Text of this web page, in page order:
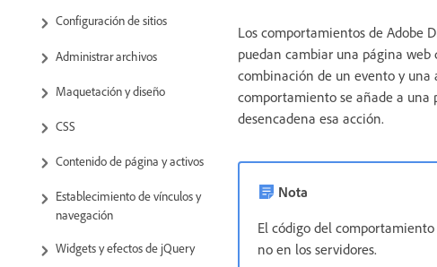
Configuración de sitios
Administrar archivos
Maquetación y diseño
CSS
Contenido de página y activos
Establecimiento de vínculos y
navegación
Widgets y efectos de jQuery
Los comportamientos de Adobe
puedan cambiar una página web
combinación de un evento y una
comportamiento se añade a una
desencadena esa acción.
Nota
El código del comportamiento
no en los servidores.